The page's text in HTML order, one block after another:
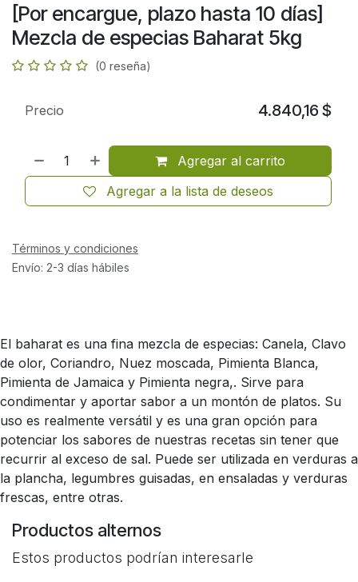
[Por encargue, plazo hasta 10 días]
Mezcla de especias Baharat 5kg
(0 reseña)
Agregar al carrito
Agregar a la lista de deseos
Precio 4.840,16 $
Términos y condiciones
Envío: 2-3 días hábiles
El baharat es una fina mezcla de especias: Canela, Clavo
de olor, Coriandro, Nuez moscada, Pimienta Blanca,
Pimienta de Jamaica y Pimienta negra,. Sirve para
condimentar y aportar sabor a un montón de platos. Su
uso es realmente versátil y es una gran opción para
potenciar los sabores de nuestras recetas sin tener que
recurrir al exceso de sal. Puede ser utilizada en verduras a
la plancha, legumbres guisadas, en ensaladas y verduras
frescas, entre otras.
Productos alternos
Estos productos podrían interesarle